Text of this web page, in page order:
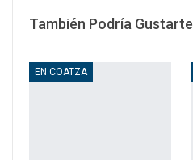
También Podría Gustarte
EN COATZA